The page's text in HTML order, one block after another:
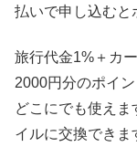
払いで申し込むと
旅行代金1%＋カ
2000円分のポイ
どこにでも使え
イルに交換できま